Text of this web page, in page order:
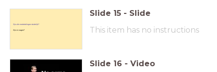
Zijn alle mededelingen duidelijk?
Zijn er vragen?
Slide 15 - Slide
This item has no instructions
Slide 16 - Video